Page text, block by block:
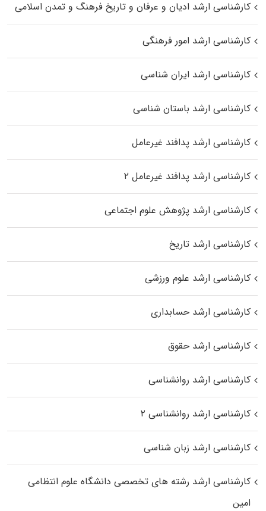
کارشناسی ارشد ادیان و عرفان و تاریخ فرهنگ و تمدن اسلامی
کارشناسی ارشد امور فرهنگی
کارشناسی ارشد ایران شناسی
کارشناسی ارشد باستان شناسی
کارشناسی ارشد پدافند غیرعامل
کارشناسی ارشد پدافند غیرعامل ۲
کارشناسی ارشد پژوهش علوم اجتماعی
کارشناسی ارشد تاریخ
کارشناسی ارشد علوم ورزشی
کارشناسی ارشد حسابداری
کارشناسی ارشد حقوق
کارشناسی ارشد روانشناسی
کارشناسی ارشد روانشناسی ۲
کارشناسی ارشد زبان شناسی
کارشناسی ارشد رﺷﺘﻪ ﻫﺎی تخصصی داﻧﺸﮕﺎه ﻋﻠﻮم انتظامی
اﻣﻴﻦ